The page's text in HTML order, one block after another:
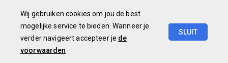
Wij gebruiken cookies om jou de best
mogelijke service te bieden. Wanneer je
verder navigeert accepteer je de
voorwaarden
SLUIT